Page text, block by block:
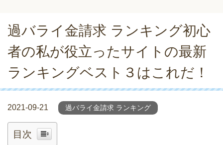
過バライ金請求 ランキング初心
者の私が役立ったサイトの最新
ランキングベスト３はこれだ！
2021-09-21 過バライ金請求 ランキング
目次